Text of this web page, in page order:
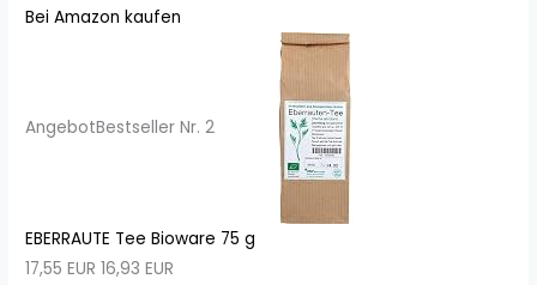
Bei Amazon kaufen
AngebotBestseller Nr. 2
EBERRAUTE Tee Bioware 75 g
17,55 EUR 16,93 EUR